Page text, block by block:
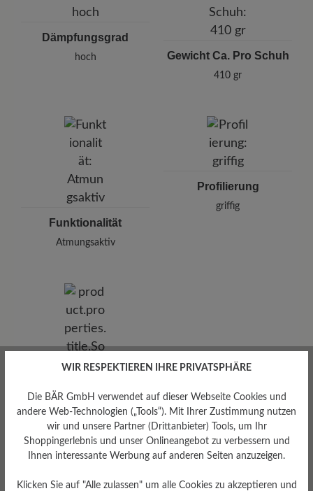
Dämpfungsgrad
hoch Gewicht Ca. Pro Schuh
410 gr
Funktionalität
Atmungsaktiv
Profilierung
griffig
WIR RESPEKTIEREN IHRE PRIVATSPHÄRE
Die BÄR GmbH verwendet auf dieser Webseite Cookies und
andere Web-Technologien („Tools“). Mit Ihrer Zustimmung nutzen
wir und unsere Partner (Drittanbieter) Tools, um Ihr
Shoppingerlebnis und unser Onlineangebot zu verbessern und
Ihnen interessante Werbung auf anderen Seiten anzuzeigen.
Klicken Sie auf "Alle zulassen" um alle Cookies zu akzeptieren und